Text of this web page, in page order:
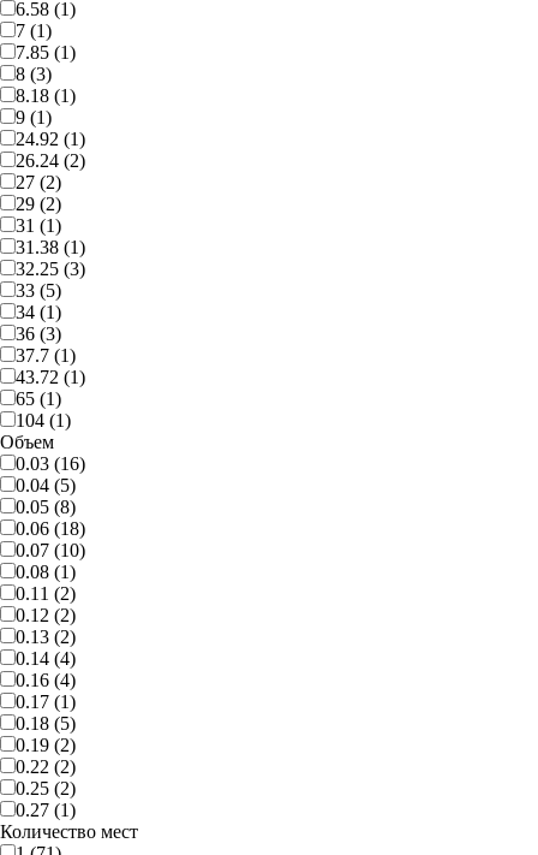
6.58 (1)
7 (1)
7.85 (1)
8 (3)
8.18 (1)
9 (1)
24.92 (1)
26.24 (2)
27 (2)
29 (2)
31 (1)
31.38 (1)
32.25 (3)
33 (5)
34 (1)
36 (3)
37.7 (1)
43.72 (1)
65 (1)
104 (1)
Объем
0.03 (16)
0.04 (5)
0.05 (8)
0.06 (18)
0.07 (10)
0.08 (1)
0.11 (2)
0.12 (2)
0.13 (2)
0.14 (4)
0.16 (4)
0.17 (1)
0.18 (5)
0.19 (2)
0.22 (2)
0.25 (2)
0.27 (1)
Количество мест